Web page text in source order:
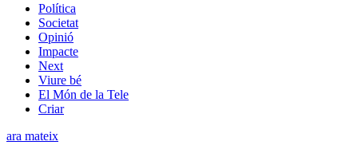
Política
Societat
Opinió
Impacte
Next
Viure bé
El Món de la Tele
Criar
ara mateix